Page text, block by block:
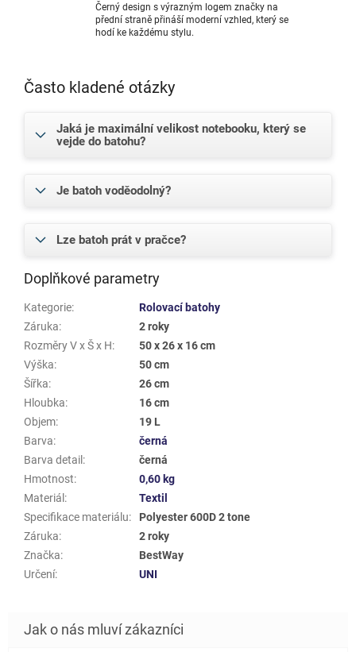
Černý design s výrazným logem značky na
přední straně přináší moderní vzhled, který se
hodí ke každému stylu.
Často kladené otázky
Jaká je maximální velikost notebooku, který se
vejde do batohu?
Je batoh voděodolný?
Lze batoh prát v pračce?
Doplňkové parametry
Kategorie:
Rolovací batohy
Záruka:
2 roky
Rozměry V x Š x H:
50 x 26 x 16 cm
Výška:
50 cm
Šířka:
26 cm
Hloubka:
16 cm
Objem:
19 L
Barva:
černá
Barva detail:
černá
Hmotnost:
0,60 kg
Materiál:
Textil
Specifikace materiálu:
Polyester 600D 2 tone
Záruka:
2 roky
Značka:
BestWay
Určení: UNI